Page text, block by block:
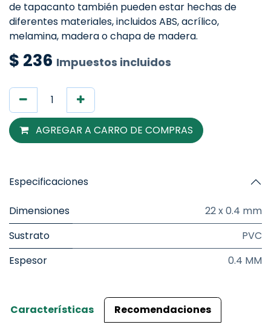
de tapacanto también pueden estar hechas de
diferentes materiales, incluidos ABS, acrílico,
melamina, madera o chapa de madera.
$ 236 Impuestos incluidos
AGREGAR A CARRO DE COMPRAS
Especificaciones
Dimensiones
22 x 0.4 mm
Sustrato
PVC
Espesor
0.4 MM
Características Recomendaciones